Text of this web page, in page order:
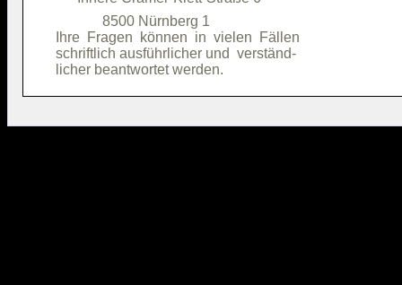
             8500 Nürnberg 1
Ihre  Fragen  können  in  vielen  Fällen
schriftlich ausführlicher und  verständ-